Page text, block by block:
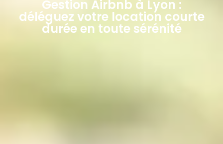
Gestion Airbnb à Lyon :
déléguez votre location courte
durée en toute sérénité